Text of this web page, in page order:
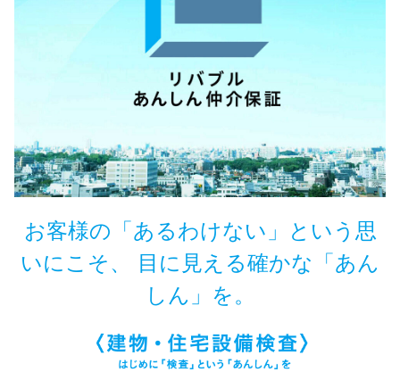
お客様の「あるわけない」という思
いにこそ、
目に見える確かな「あん
しん」を。